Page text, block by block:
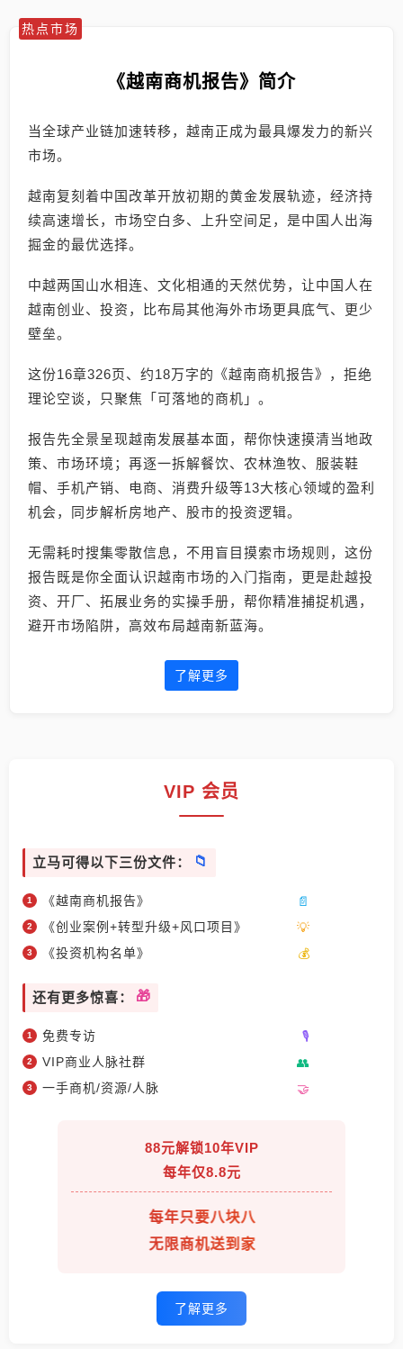
热点市场
《越南商机报告》简介
当全球产业链加速转移，越南正成为最具爆发力的新兴
市场。
越南复刻着中国改革开放初期的黄金发展轨迹，经济持
续高速增长，市场空白多、上升空间足，是中国人出海
掘金的最优选择。
中越两国山水相连、文化相通的天然优势，让中国人在
越南创业、投资，比布局其他海外市场更具底气、更少
壁垒。
这份16章326页、约18万字的《越南商机报告》，拒绝
理论空谈，只聚焦「可落地的商机」。
报告先全景呈现越南发展基本面，帮你快速摸清当地政
策、市场环境；再逐一拆解餐饮、农林渔牧、服装鞋
帽、手机产销、电商、消费升级等13大核心领域的盈利
机会，同步解析房地产、股市的投资逻辑。
无需耗时搜集零散信息，不用盲目摸索市场规则，这份
报告既是你全面认识越南市场的入门指南，更是赴越投
资、开厂、拓展业务的实操手册，帮你精准捕捉机遇，
避开市场陷阱，高效布局越南新蓝海。
了解更多
VIP 会员
立马可得以下三份文件：
《越南商机报告》
《创业案例+转型升级+风口项目》
《投资机构名单》
还有更多惊喜：
免费专访
VIP商业人脉社群
一手商机/资源/人脉
88元解锁10年VIP
每年仅8.8元
每年只要八块八
无限商机送到家
了解更多